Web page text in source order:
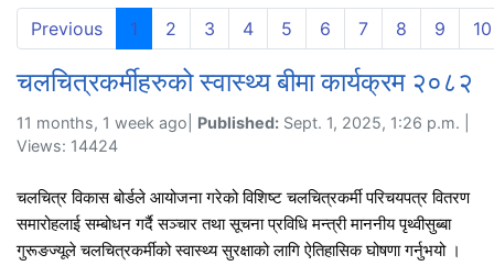
Previous 1 (current)
2 3 4 5 6 7 8 9 10
चलचित्रकर्मीहरुको स्वास्थ्य बीमा कार्यक्रम २०८२
11 months, 1 week ago| Published: Sept. 1, 2025, 1:26 p.m. |
Views: 14424
चलचित्र विकास बोर्डले आयोजना गरेको विशिष्ट चलचित्रकर्मी परिचयपत्र वितरण
समारोहलाई सम्बोधन गर्दै सञ्चार तथा सूचना प्रविधि मन्त्री माननीय पृथ्वीसुब्बा
गुरूङज्यूले चलचित्रकर्मीको स्वास्थ्य सुरक्षाको लागि ऐतिहासिक घोषणा गर्नुभयो ।